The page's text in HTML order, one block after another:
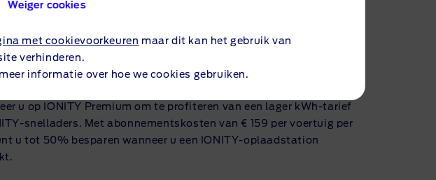
Weiger cookies
met cookievoorkeuren maar dit kan het gebruik van
verhinderen.
informatie over hoe we cookies gebruiken.
van maximaal 350 kW, waardoor u de accu van uw voertuig
u op IONITY Premium om te profiteren van een lager kWh-tarief
snelladers . Met abonnementskosten van € 159 per voertuig per
u tot 50% besparen wanneer u een
IONITY-oplaadstation